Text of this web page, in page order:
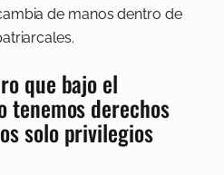
de manos dentro de
que bajo el
tenemos derechos
solo privilegios